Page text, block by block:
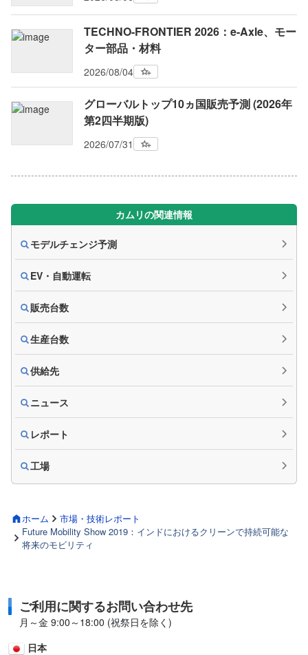
ホーム
市場・技術レポート
Future Mobility Show 2019：インドにおけるクリーンで持続可能な
将来のモビリティ
TECHNO-FRONTIER 2026：e-Axle、モー
ター部品・材料
2026/08/04
グローバルトップ10ヵ国販売予測 (2026年
第2四半期版)
2026/07/31
カムリの関連情報
モデルチェンジ予測
EV・自動運転
販売台数
生産台数
供給先
ニュース
レポート
工場
ご利用に関するお問い合わせ先
月～金 9:00～18:00 (祝祭日を除く)
日本